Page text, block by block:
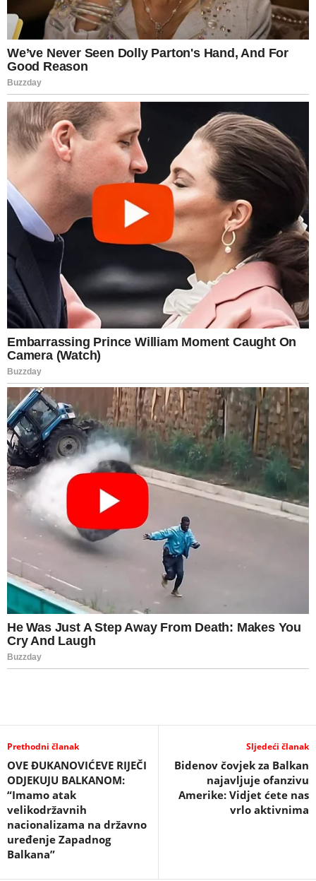
Prethodni članak
OVE ĐUKANOVIĆEVE RIJEČI
ODJEKUJU BALKANOM:
“Imamo atak
velikodržavnih
nacionalizama na državno
uređenje Zapadnog
Balkana”
Sljedeći članak
Bidenov čovjek za Balkan
najavljuje ofanzivu
Amerike: Vidjet ćete nas
vrlo aktivnima